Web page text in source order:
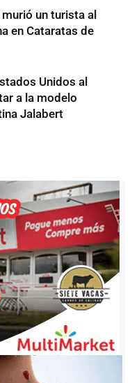
un turista al
en Cataratas de
Unidos al
a la modelo
Jalabert